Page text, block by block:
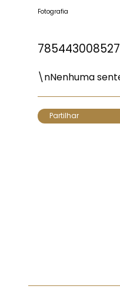
Fotografia
\nNenhuma
Partilhar